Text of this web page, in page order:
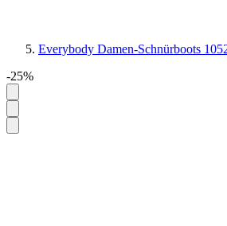
Everybody Damen-Schnürboots
-25%